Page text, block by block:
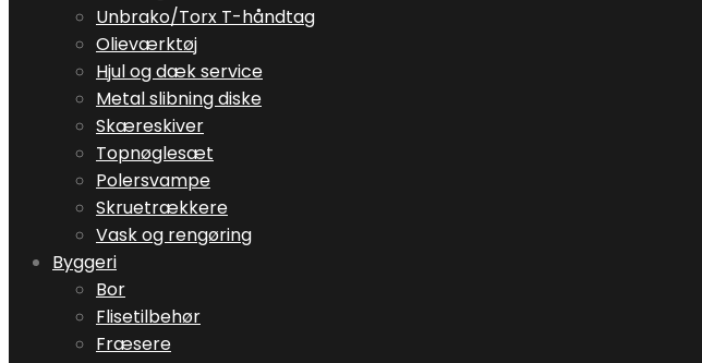
Unbrako/Torx T-håndtag
Olieværktøj
Hjul og dæk service
Metal slibning diske
Skæreskiver
Topnøglesæt
Polersvampe
Skruetrækkere
Vask og rengøring
Byggeri
Bor
Flisetilbehør
Fræsere